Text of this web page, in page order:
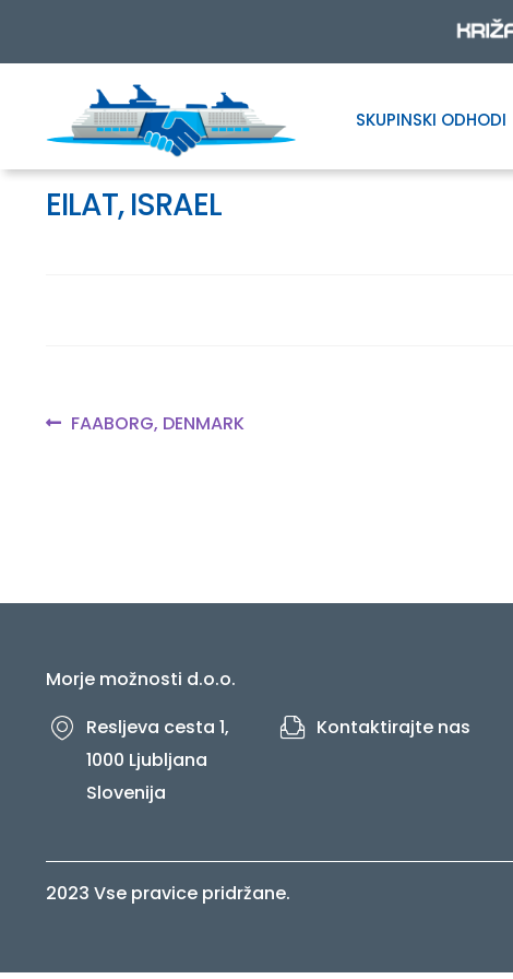
Skip
navigation
Skip
content
SKUPINSKI ODHODI
EILAT, ISRAEL
Navigacija
Previous
FAABORG, DENMARK
Morje možnosti d.o.o.
Resljeva cesta 1,
1000 Ljubljana
Slovenija
Kontaktirajte nas
2023 Vse pravice pridržane.